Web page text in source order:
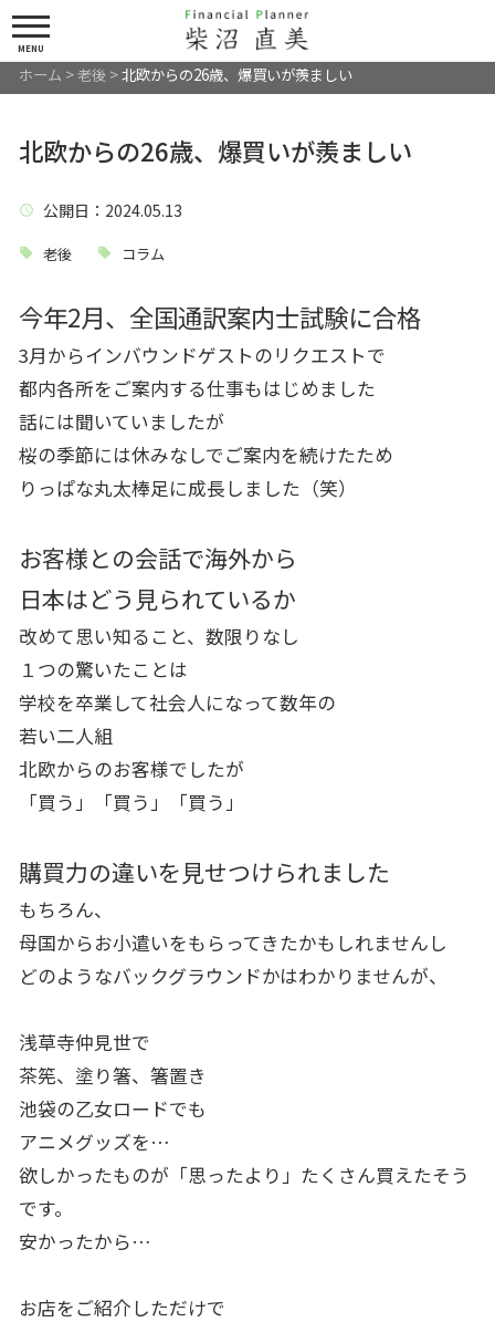
MENU
ホーム > 老後>北欧からの26歳、爆買いが羨ましい
北欧からの26歳、爆買いが羨ましい
公開日 ：2024.05.13
老後 コラム
今年2月、全国通訳案内士試験に合格
3月からインバウンドゲストのリクエストで
都内各所をご案内する仕事もはじめました
話には聞いていましたが
桜の季節には休みなしでご案内を続けたため
りっぱな丸太棒足に成長しました（笑）
お客様との会話で海外から
日本はどう見られているか
改めて思い知ること、数限りなし
１つの驚いたことは
学校を卒業して社会人になって数年の
若い二人組
北欧からのお客様でしたが
「買う」「買う」「買う」
購買力の違いを見せつけられました
もちろん、
母国からお小遣いをもらってきたかもしれませんし
どのようなバックグラウンドかはわかりませんが、
浅草寺仲見世で
茶筅、塗り箸、箸置き
池袋の乙女ロードでも
アニメグッズを…
欲しかったものが「思ったより」たくさん買えたそう
です。
安かったから…
お店をご紹介しただけで